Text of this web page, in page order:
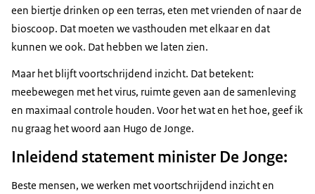
een biertje drinken op een terras, eten met vrienden of naar de
bioscoop. Dat moeten we vasthouden met elkaar en dat
kunnen we ook. Dat hebben we laten zien.
Maar het blijft voortschrijdend inzicht. Dat betekent:
meebewegen met het virus, ruimte geven aan de samenleving
en maximaal controle houden. Voor het wat en het hoe, geef ik
nu graag het woord aan Hugo de Jonge.
Inleidend statement minister De Jonge:
Beste mensen, we werken met voortschrijdend inzicht en